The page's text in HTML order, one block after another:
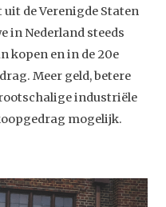
de Verenigde Staten
in Nederland steeds
kopen en in de 20e
Meer geld, betere
industriële
mogelijk.